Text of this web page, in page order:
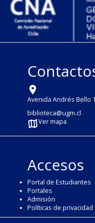
Avenida Andrés Bello
biblioteca@ugm.cl
Ver mapa
Accesos
Portal de Estudiantes
Portales
Admisión
Políticas de privacidad